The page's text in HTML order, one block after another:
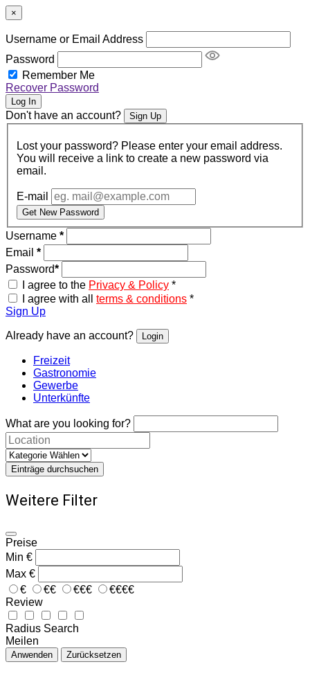
×
Username or Email Address
Password
Remember Me
Recover Password
Log In
Don't have an account? Sign Up
Lost your password? Please enter your email address.
You will receive a link to create a new password via
email.
E-mail
Get New Password
Username *
Email *
Password*
I agree to the Privacy & Policy *
I agree with all terms & conditions *
Sign Up
Already have an account? Login
Freizeit
Gastronomie
Gewerbe
Unterkünfte
What are you looking for?
Einträge durchsuchen
Weitere Filter
Preise
Min €
Max €
€
€€ €€€
€€€€
Review
Radius Search
Meilen
Anwenden Zurücksetzen